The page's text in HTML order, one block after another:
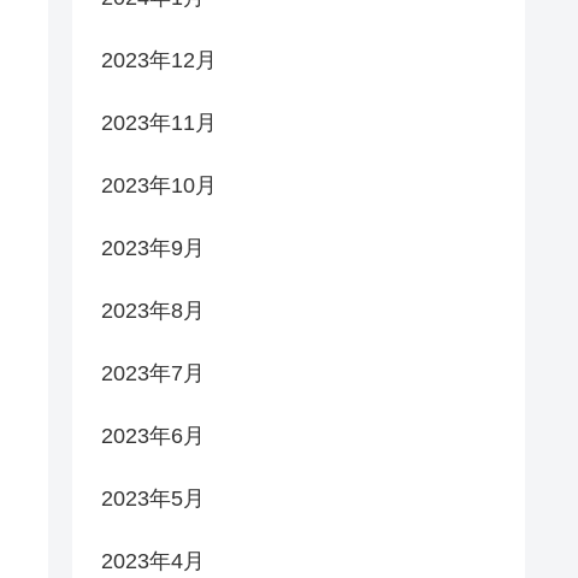
2023年12月
2023年11月
2023年10月
2023年9月
2023年8月
2023年7月
2023年6月
2023年5月
2023年4月